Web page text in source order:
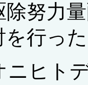
除努力
を行っ
ニヒト